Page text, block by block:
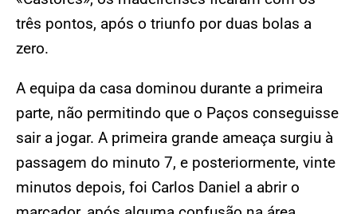
três pontos, após o triunfo por duas bolas a
zero.
A equipa da casa dominou durante a primeira
parte, não permitindo que o Paços conseguisse
sair a jogar. A primeira grande ameaça surgiu à
passagem do minuto 7, e posteriormente, vinte
minutos depois, foi Carlos Daniel a abrir o